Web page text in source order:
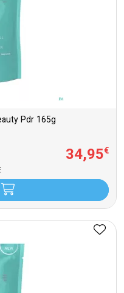
Pdr 165g
34,95€